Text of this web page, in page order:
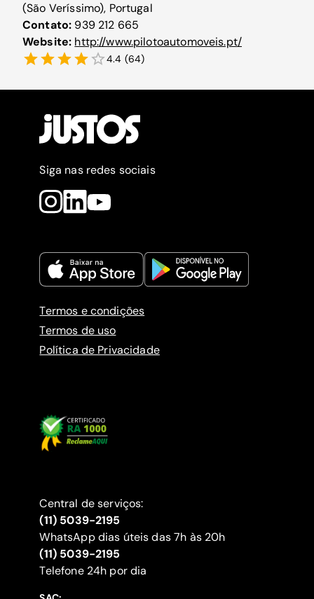
(São Veríssimo), Portugal
Contato: 939 212 665
Website: http://www.pilotoautomoveis.pt/
4.4 (64)
Siga nas redes sociais
Termos e condições
Termos de uso
Política de Privacidade
Central de serviços:
(11) 5039-2195
WhatsApp dias úteis das 7h às 20h
(11) 5039-2195
‍Telefone 24h por dia